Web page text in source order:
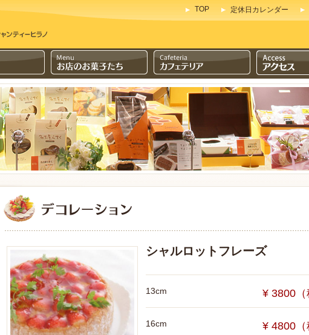
TOP 定休日カレンダー
シャルロットフレーズ
13cm ¥ 3800（
16cm ¥ 4800（